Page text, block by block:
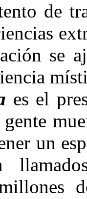
de
se
es el
un